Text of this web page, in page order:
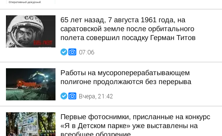
65 лет назад, 7 августа 1961 года, на
саратовской земле после орбитального
полета совершил посадку Герман Титов
07:06
Работы на мусороперерабатывающем
полигоне продолжаются без перерыва
Вчера, 21:42
Первые фотоснимки, присланные на конкурс
«Я в Детском парке» уже выставлены на